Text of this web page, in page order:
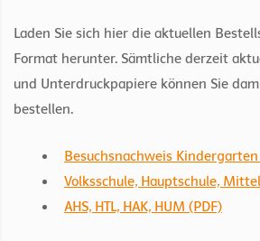
Laden Sie sich hier die aktuellen
Format herunter. Sämtliche derzeit
und Unterdruckpapiere können Sie
bestellen.
Besuchsnachweis Kindergarten
Volksschule, Hauptschule,
AHS, HTL, HAK, HUM (PDF)